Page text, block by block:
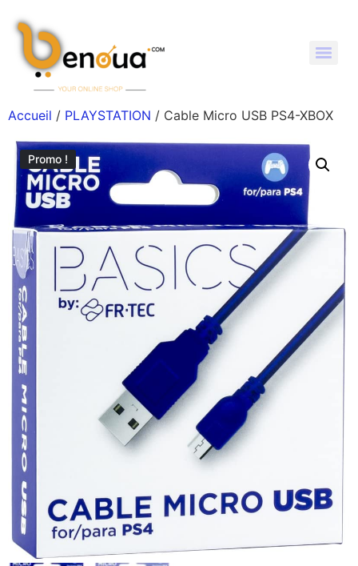
Accueil / PLAYSTATION / Cable Micro USB PS4-XBOX
Promo !